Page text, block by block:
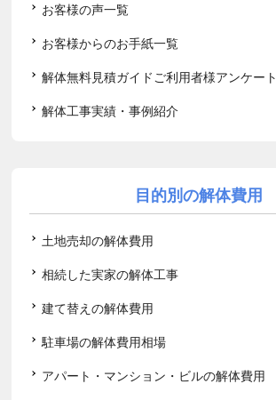
お客様の声一覧
お客様からのお手紙一覧
解体無料見積ガイドご利用者様アンケート
解体工事実績・事例紹介
目的別の解体費用
土地売却の解体費用
相続した実家の解体工事
建て替えの解体費用
駐車場の解体費用相場
アパート・マンション・ビルの解体費用